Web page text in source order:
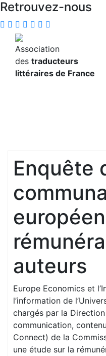
Retrouvez-nous
Association
des traducteurs
littéraires de France
Enquête
auteurs
Europe Economics et
l’information de
chargés par la
communication,
Connect) de la
une étude sur la